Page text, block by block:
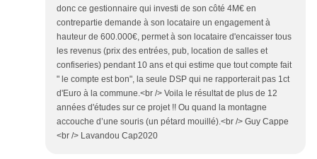
donc ce gestionnaire qui investi de son côté 4M€ en
contrepartie demande à son locataire un engagement à
hauteur de 600.000€, permet à son locataire d'encaisser tous
les revenus (prix des entrées, pub, location de salles et
confiseries) pendant 10 ans et qui estime que tout compte fait
" le compte est bon", la seule DSP qui ne rapporterait pas 1ct
d'Euro à la commune.<br /> Voila le résultat de plus de 12
années d'études sur ce projet !! Ou quand la montagne
accouche d’une souris (un pétard mouillé).<br /> Guy Cappe
<br /> Lavandou Cap2020